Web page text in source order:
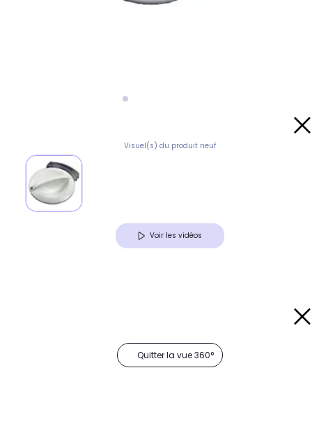
Visuel(s) du produit neuf
Voir les vidéos
Quitter la vue 360°